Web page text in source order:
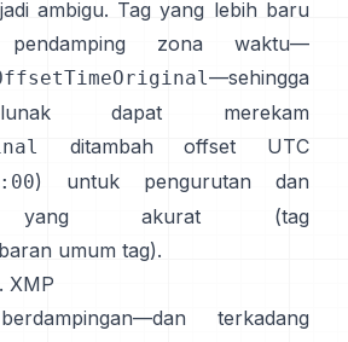
ambigu. Tag yang lebih baru
pendamping zona waktu—
—sehingga
dapat merekam
ditambah offset UTC
) untuk pengurutan dan
yang akurat (tag
umum tag).
XMP
terkadang